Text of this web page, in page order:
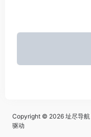
Copyright © 2026 址尽导航
驱动